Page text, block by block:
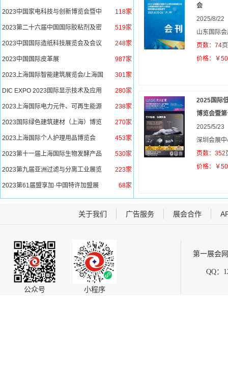
2023中国家电科技与创新博览会暨中
118家
2023第二十六届中国国际胶粘剂及密
519家
2023中国国际造纸科技展览会及会议 248家
2023中国国际皮革展 987家
2023上海国际智能建筑展览会/上海国
301家
DIC EXPO 2023国际显示技术及应用
280家
2023上海国际电力元件、可再生能源
238家
2023国际绿色建筑建材（上海）博览
270家
2023上海国际个人护理用品博览会 453家
2023第十一届上海国际生物发酵产品
530家
2023第九届亚洲过滤与分离工业展览
业展览会
223家
2023第61届盟享加·中国特许加盟展
68家
会
2025/8/22
山东国际
页数：74页
价格：￥50
2025国际
博览会暨
2025/5/23
深圳会展
页数：352
价格：￥50
关于我们 广告服务 展会合作
公众号 小程序
第一展会
QQ：